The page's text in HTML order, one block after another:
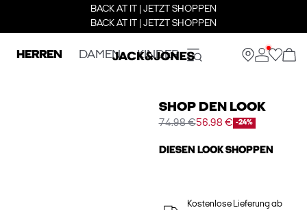
BACK AT IT | JETZT SHOPPEN
BACK AT IT | JETZT SHOPPEN
HERREN DAMEN KINDER
SHOP DEN LOOK
74.98 €56.98 € -24%
DIESEN LOOK SHOPPEN
Kostenlose Lieferung ab